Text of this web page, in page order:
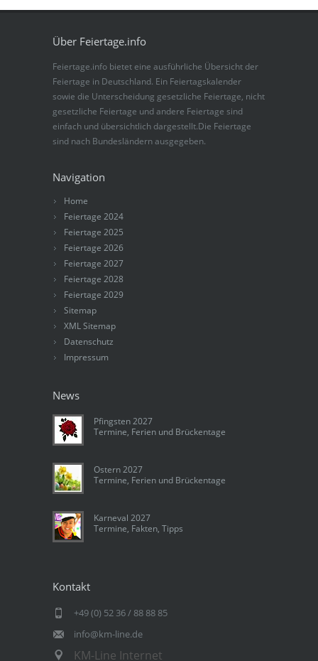
Über Feiertage.info
Feiertage.info bietet eine ausführliche Übersicht der
Feiertage in Deutschland. Ein Feiertagskalender
sowie die Unterscheidung gesetzliche Feiertage, nicht
gesetzliche Feiertage und andere Feiertage sind
einfach und übersichtlich dargestellt.Die Feiertage
sind nach Bundesländern ausgegeben.
Navigation
Home
Feiertage 2024
Feiertage 2025
Feiertage 2026
Feiertage 2027
Feiertage 2028
Feiertage 2029
Sitemap
XML Sitemap
Datenschutz
Impressum
News
Pfingsten 2027
Termine, Ferien und Brückentage
Ostern 2027
Termine, Ferien und Brückentage
Karneval 2027
Termine, Fakten, Tipps
Kontakt
+49 (0) 52 36 / 88 88 85
info@km-line.de
KM-Line Internet